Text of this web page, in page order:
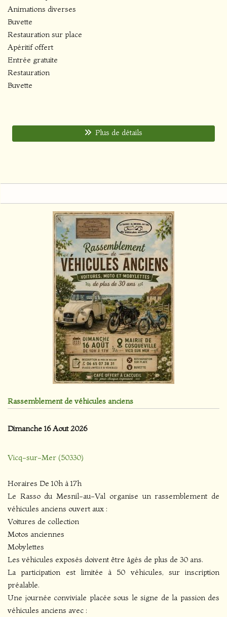
Animations diverses
Buvette
Restauration sur place
Apéritif offert
Entrée gratuite
Restauration
Buvette
Plus de détails
Rassemblement de véhicules anciens
Dimanche 16 Aout 2026
Vicq-sur-Mer (50330)
Horaires De 10h à 17h
Le Rasso du Mesnil-au-Val organise un rassemblement de
véhicules anciens ouvert aux :
Voitures de collection
Motos anciennes
Mobylettes
Les véhicules exposés doivent être âgés de plus de 30 ans.
La participation est limitée à 50 véhicules, sur inscription
préalable.
Une journée conviviale placée sous le signe de la passion des
véhicules anciens avec :